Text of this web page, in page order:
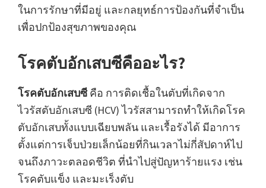
ในการรักษาที่มีอยู่ และกลยุทธ์การป้องกันที่จำเป็น
เพื่อปกป้องสุขภาพของคุณ
โรคตับอักเสบซีคืออะไร?
โรคตับอักเสบซีคือ การติดเชื้อในตับที่เกิดจาก
ไวรัสตับอักเสบซี (HCV) ไวรัสสามารถทำให้เกิดโรค
ตับอักเสบทั้งแบบเฉียบพลัน และเรื้อรังได้ มีอาการ
ตั้งแต่การเจ็บป่วยเล็กน้อยที่กินเวลาไม่กี่สัปดาห์ไป
จนถึงภาวะตลอดชีวิต ที่นำไปสู่ปัญหาร้ายแรง เช่น
โรคตับแข็ง และมะเร็งตับ